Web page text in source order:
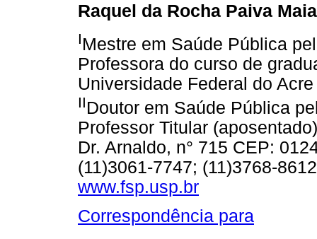
Raquel da Rocha Paiva Maia
IMestre em Saúde Pública
Professora do curso de
Universidade Federal do Acre
IIDoutor em Saúde Pública
Professor Titular
Dr. Arnaldo, n° 715 CEP:
(11)3061-7747; (11)3768-
www.fsp.usp.br
Correspondência para